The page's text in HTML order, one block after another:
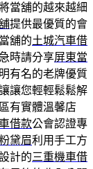
當舖的越來越細
提供最優質的會
舖的土城汽車借
時請分享屏東當
有名的老牌優質
讓您輕輕鬆鬆解
有實體溫馨店
借款公會認證專
黛眉利用手工方
計的三重機車借